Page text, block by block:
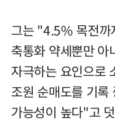
그는 "4.5% 목전까
축통화 약세뿐만 아
자극하는 요인으로
조원 순매도를 기록
가능성이 높다"고